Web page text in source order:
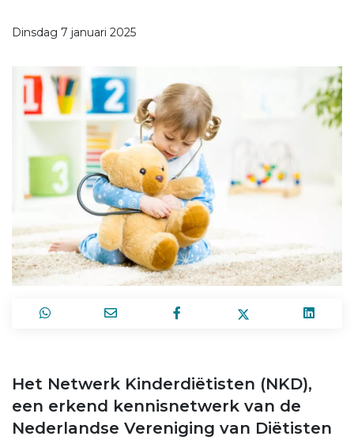
Dinsdag 7 januari 2025
Het Netwerk Kinderdiëtisten (NKD),
een erkend kennisnetwerk van de
Nederlandse Vereniging van Diëtisten